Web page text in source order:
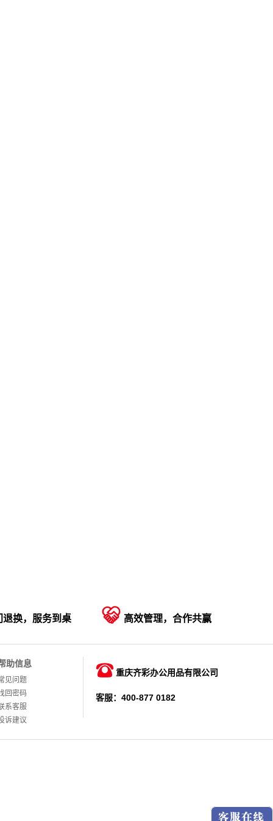
换，服务到桌  高效管理，合作共赢
助信息
见问题
回密码
系客服
诉建议
重庆齐彩办公用品有限公司
客服：400-877 0182